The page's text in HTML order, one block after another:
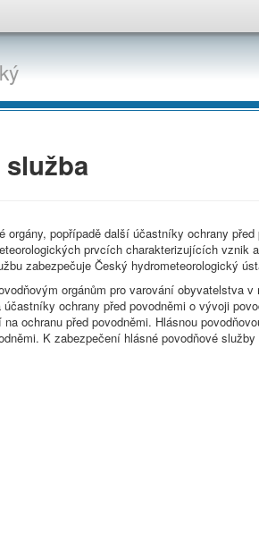
služba
orgány, popřípadě další účastníky ochrany
prvcích charakterizujících vznik
zabezpečuje Český hydrometeorologický
orgánům pro varování obyvatelstva
ochrany před povodněmi o vývoji
ochranu před povodněmi. Hlásnou
K zabezpečení hlásné povodňové